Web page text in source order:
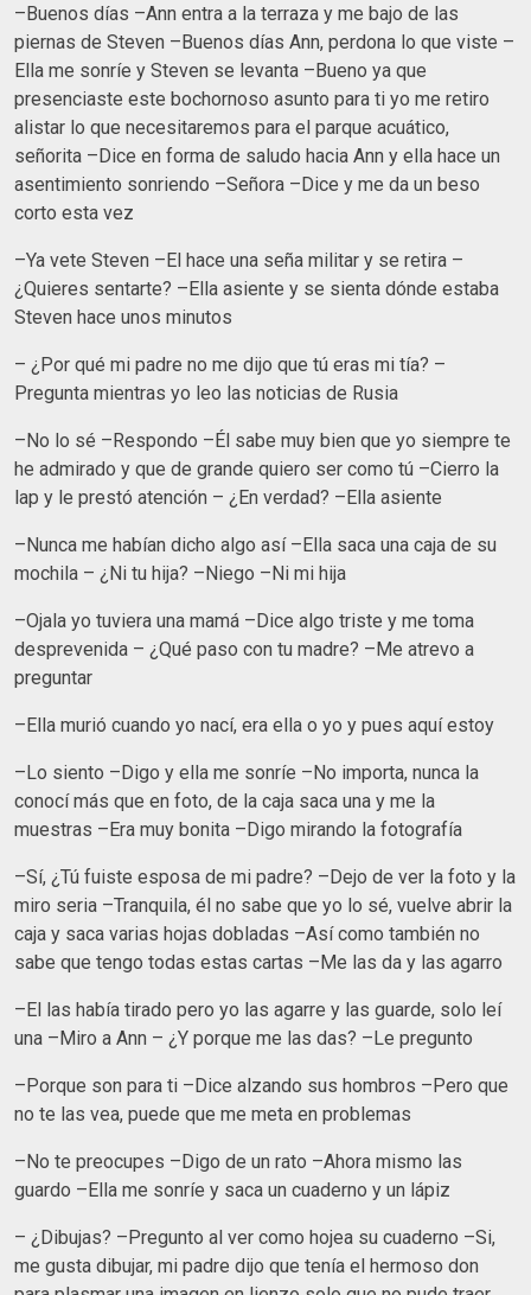
–Buenos días –Ann entra a la terraza y me bajo de las
piernas de Steven –Buenos días Ann, perdona lo que viste –
Ella me sonríe y Steven se levanta –Bueno ya que
presenciaste este bochornoso asunto para ti yo me retiro
alistar lo que necesitaremos para el parque acuático,
señorita –Dice en forma de saludo hacia Ann y ella hace un
asentimiento sonriendo –Señora –Dice y me da un beso
corto esta vez
–Ya vete Steven –El hace una seña militar y se retira –
¿Quieres sentarte? –Ella asiente y se sienta dónde estaba
Steven hace unos minutos
– ¿Por qué mi padre no me dijo que tú eras mi tía? –
Pregunta mientras yo leo las noticias de Rusia
–No lo sé –Respondo –Él sabe muy bien que yo siempre te
he admirado y que de grande quiero ser como tú –Cierro la
lap y le prestó atención – ¿En verdad? –Ella asiente
–Nunca me habían dicho algo así –Ella saca una caja de su
mochila – ¿Ni tu hija? –Niego –Ni mi hija
–Ojala yo tuviera una mamá –Dice algo triste y me toma
desprevenida – ¿Qué paso con tu madre? –Me atrevo a
preguntar
–Ella murió cuando yo nací, era ella o yo y pues aquí estoy
–Lo siento –Digo y ella me sonríe –No importa, nunca la
conocí más que en foto, de la caja saca una y me la
muestras –Era muy bonita –Digo mirando la fotografía
–Sí, ¿Tú fuiste esposa de mi padre? –Dejo de ver la foto y la
miro seria –Tranquila, él no sabe que yo lo sé, vuelve abrir la
caja y saca varias hojas dobladas –Así como también no
sabe que tengo todas estas cartas –Me las da y las agarro
–El las había tirado pero yo las agarre y las guarde, solo leí
una –Miro a Ann – ¿Y porque me las das? –Le pregunto
–Porque son para ti –Dice alzando sus hombros –Pero que
no te las vea, puede que me meta en problemas
–No te preocupes –Digo de un rato –Ahora mismo las
guardo –Ella me sonríe y saca un cuaderno y un lápiz
– ¿Dibujas? –Pregunto al ver como hojea su cuaderno –Si,
me gusta dibujar, mi padre dijo que tenía el hermoso don